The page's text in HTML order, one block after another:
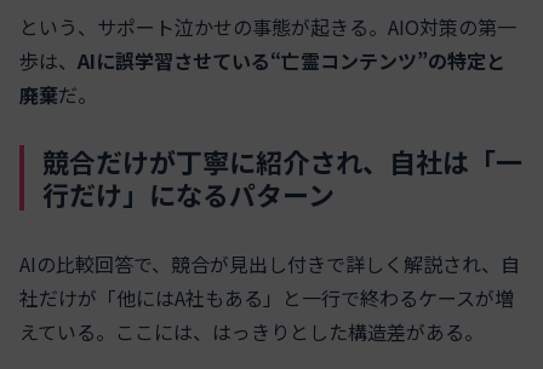
という、サポート泣かせの事態が起きる。AIO対策の第一
歩は、 AIに誤学習させている“亡霊コンテンツ”の特定と
廃棄だ。
競合だけが丁寧に紹介され、自社は「一
行だけ」になるパターン
AIの比較回答で、競合が見出し付きで詳しく解説され、自
社だけが「他にはA社もある」と一行で終わるケースが増
えている。ここには、はっきりとした構造差がある。